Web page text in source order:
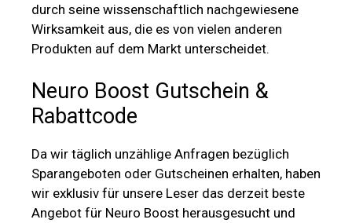
durch seine wissenschaftlich nachgewiesene
Wirksamkeit aus, die es von vielen anderen
Produkten auf dem Markt unterscheidet.
Neuro Boost Gutschein &
Rabattcode
Da wir täglich unzählige Anfragen bezüglich
Sparangeboten oder Gutscheinen erhalten, haben
wir exklusiv für unsere Leser das derzeit beste
Angebot für Neuro Boost herausgesucht und